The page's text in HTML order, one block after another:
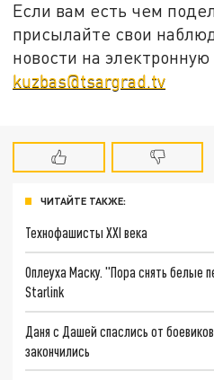
Если вам есть чем
присылайте свои
новости на электронную
kuzbas@tsargrad.tv
ЧИТАЙТЕ ТАКЖЕ:
Технофашисты XXI века
Оплеуха Маску. "Пора снять белые
Starlink
Даня с Дашей спаслись от
закончились